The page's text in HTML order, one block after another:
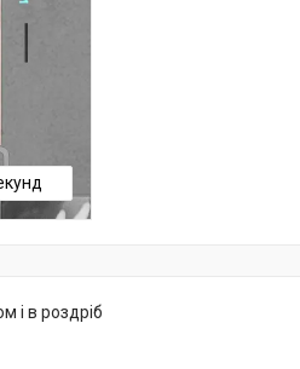
і в роздріб